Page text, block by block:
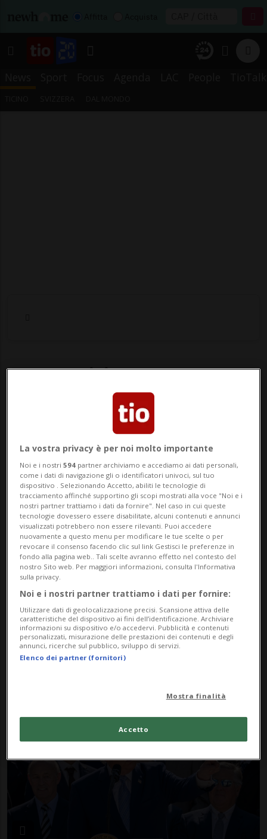
Notizie su Lavoro
Forzato
Segui le notizie e gli approfondimenti su
Lavoro Forzato.
SVIZZERA
Svizzera, oltre 530 vittime della
tratta assistite nel 2025:
La vostra privacy è per noi molto importante
Noi e i nostri594 partner archiviamo e accediamo ai dati personali,
come i dati di navigazione gli o identificatori univoci, sul tuo
dispositivo . Selezionando Accetto, abiliti le tecnologie di
tracciamento affinché supportino gli scopi mostrati alla voce "Noi e i
nostri partner trattiamo i dati da fornire". Nel caso in cui queste
tecnologie dovessero essere disabilitate, alcuni contenuti e annunci
visualizzati potrebbero non essere rilevanti. Puoi accedere
nuovamente a questo menu per modificare le tue scelte o per
revocare il consenso facendo clic sul link Gestisci le preferenze in
fondo alla pagina web.. Tali scelte avranno effetto nel contesto del
nostro Sito web. Per maggiori informazioni, consulta l'Informativa
sulla privacy.
Noi e i nostri partner trattiamo i dati per fornire:
Utilizzare dati di geolocalizzazione precisi. Scansione attiva delle
caratteristiche del dispositivo ai fini dell’identificazione. Archiviare
informazioni su dispositivo e/o accedervi. Pubblicità e contenuti
personalizzati, misurazione delle prestazioni dei contenuti e degli
annunci, ricerche sul pubblico, sviluppo di servizi.
Elenco dei partner (fornitori)
Mostra finalità
Accetto